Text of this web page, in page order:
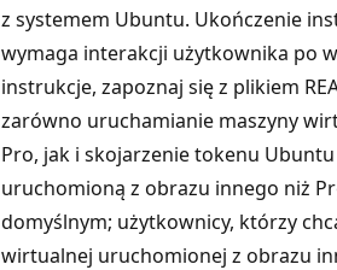
z systemem Ubuntu. Ukończenie
wymaga interakcji użytkownika po
instrukcje, zapoznaj się z plikiem
zarówno uruchamianie maszyny
Pro, jak i skojarzenie tokenu
uruchomioną z obrazu innego niż
domyślnym; użytkownicy, którzy
wirtualnej uruchomionej z obrazu